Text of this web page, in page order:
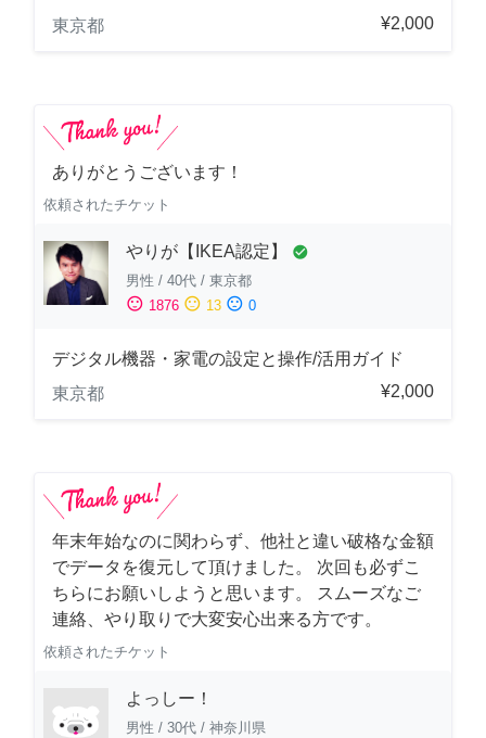
東京都
¥2,000
ありがとうございます！
依頼されたチケット
やりが【IKEA認定】 check_circle
男性 / 40代 / 東京都
sentiment_satisfied 1876 sentiment_neutral 13 sentiment_dissatisfied 0
デジタル機器・家電の設定と操作/活用ガイド
東京都
¥2,000
年末年始なのに関わらず、他社と違い破格な金額
でデータを復元して頂けました。 次回も必ずこ
ちらにお願いしようと思います。 スムーズなご
連絡、やり取りで大変安心出来る方です。
依頼されたチケット
よっしー！
男性 / 30代 / 神奈川県